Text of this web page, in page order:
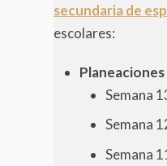
secundaria de
escolares:
Semana
Semana
Semana